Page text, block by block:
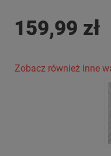
159,99 zł
Zobacz również inne